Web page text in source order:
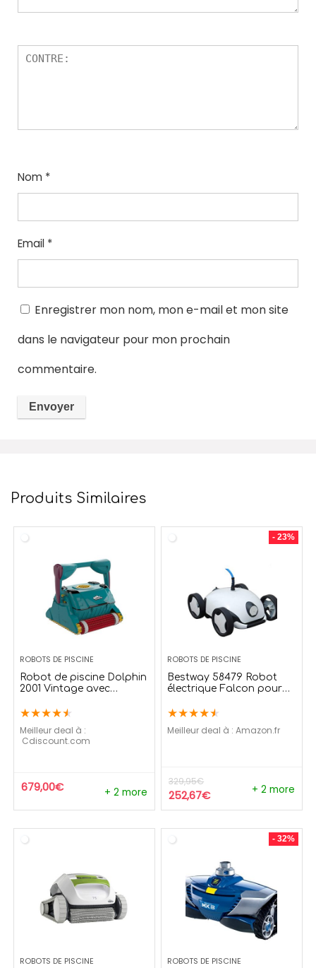
Nom *
Email *
Enregistrer mon nom, mon e-mail et mon site
dans le navigateur pour mon prochain
commentaire.
Produits Similaires
ROBOTS DE PISCINE
Robot de piscine Dolphin
2001 Vintage avec
parois ligne d’eau
★★★★★
Meilleur deal à :
cdiscount.com
679,00€ + 2 more
- 23%
ROBOTS DE PISCINE
Bestway 58479 Robot
électrique Falcon pour
incliné jusqu’à 30°
★★★★★
Meilleur deal à : Amazon.fr
329,95€
252,67€ + 2 more
ROBOTS DE PISCINE
- 32%
ROBOTS DE PISCINE